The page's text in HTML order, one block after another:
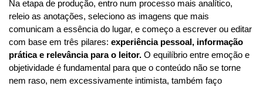
Na etapa de produção, entro num processo mais analítico,
releio as anotações, seleciono as imagens que mais
comunicam a essência do lugar, e começo a escrever ou editar
com base em três pilares: experiência pessoal, informação
prática e relevância para o leitor. O equilíbrio entre emoção e
objetividade é fundamental para que o conteúdo não se torne
nem raso, nem excessivamente intimista, também faço